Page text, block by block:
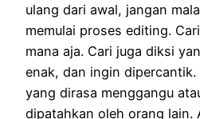
ulang dari awal, jangan
memulai proses editing.
mana aja. Cari juga diksi
enak, dan ingin
yang dirasa menggangu
dipatahkan oleh orang lain.